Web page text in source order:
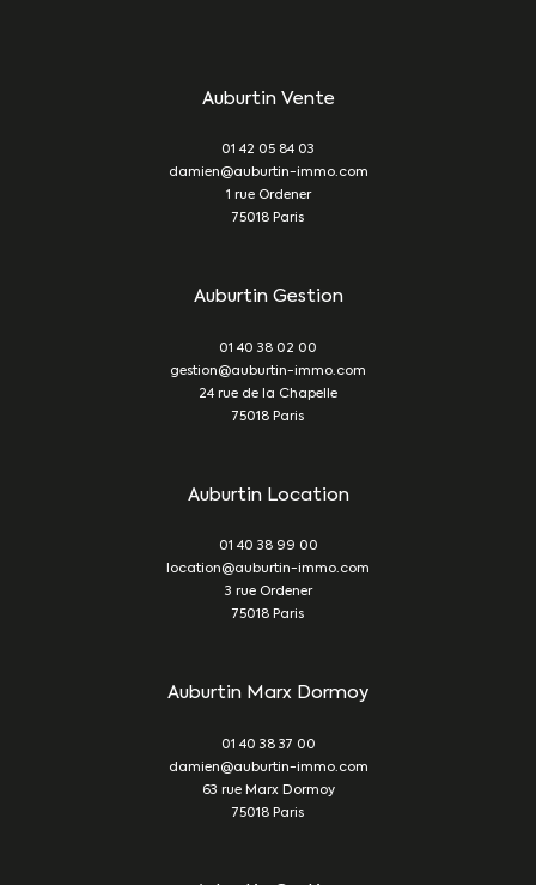
Auburtin Vente
01 42 05 84 03
damien@auburtin-immo.com
1 rue Ordener
75018
Paris
Auburtin Gestion
01 40 38 02 00
gestion@auburtin-immo.com
24 rue de la Chapelle
75018
Paris
Auburtin Location
01 40 38 99 00
location@auburtin-immo.com
3 rue Ordener
75018
Paris
Auburtin Marx Dormoy
01 40 38 37 00
damien@auburtin-immo.com
63 rue Marx Dormoy
75018
Paris